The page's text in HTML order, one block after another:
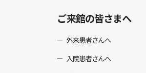
ご来館の皆さまへ
外来患者さんへ
入院患者さんへ